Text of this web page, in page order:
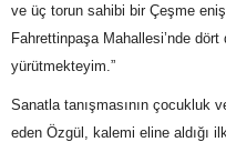
ve üç torun sahibi bir Çeşme
Fahrettinpaşa Mahallesi’nde
yürütmekteyim.”
Sanatla tanışmasının çocukluk
eden Özgül, kalemi eline aldığı